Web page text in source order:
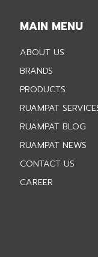
MAIN MENU
ABOUT US
BRANDS
PRODUCTS
RUAMPAT
RUAMPAT BLOG
RUAMPAT NEWS
CONTACT US
CAREER